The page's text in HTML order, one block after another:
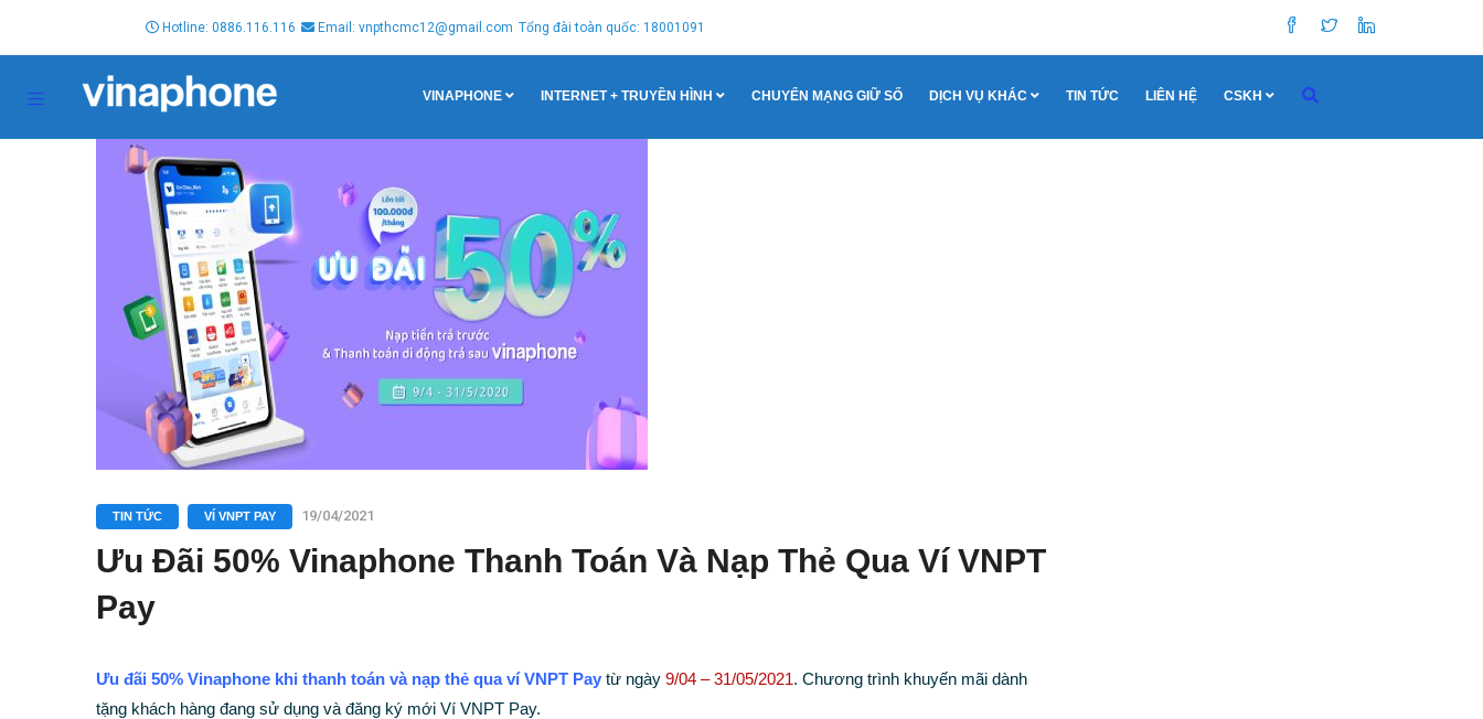
Hotline: 0886.116.116 Email: vnpthcmc12@gmail.com Tổng đài toàn quốc: 18001091
VINAPHONE INTERNET + TRUYỀN HÌNH CHUYỂN MẠNG GIỮ SỐ DỊCH VỤ KHÁC TIN TỨC LIÊN HỆ CSKH
TIN TỨC VÍ VNPT PAY 19/04/2021
Ưu Đãi 50% Vinaphone Thanh Toán Và Nạp Thẻ Qua Ví VNPT
Pay
Ưu đãi 50% Vinaphone khi thanh toán và nạp thẻ quaví VNPT Pay từ ngày 9/04 – 31/05/2021. Chương trình khuyến mãi dành
tặng khách hàng đang sử dụng và đăng ký mới Ví VNPT Pay.